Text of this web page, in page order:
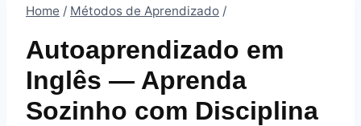
Home / Métodos de Aprendizado /
Autoaprendizado em
Inglês — Aprenda
Sozinho com Disciplina